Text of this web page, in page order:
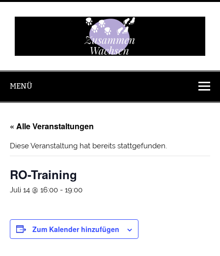
Zum
springen
Wachsen
MENÜ
« Alle Veranstaltungen
Diese Veranstaltung hat bereits stattgefunden.
RO-Training
Juli 14 @ 16:00 - 19:00
Zum Kalender hinzufügen